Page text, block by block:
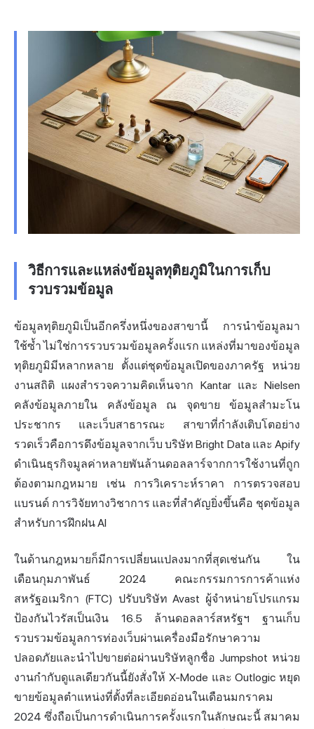
วิธีการและแหล่งข้อมูลทุติยภูมิในการเก็บ
รวบรวมข้อมูล
ข้อมูลทุติยภูมิเป็นอีกครึ่งหนึ่งของสาขานี้ การนำข้อมูลมา
ใช้ซ้ำ ไม่ใช่การรวบรวมข้อมูลครั้งแรก แหล่งที่มาของข้อมูล
ทุติยภูมิมีหลากหลาย ตั้งแต่ชุดข้อมูลเปิดของภาครัฐ หน่วย
งานสถิติ แผงสำรวจความคิดเห็นจาก Kantar และ Nielsen
คลังข้อมูลภายใน คลังข้อมูล ณ จุดขาย ข้อมูลสำมะโน
ประชากร และเว็บสาธารณะ สาขาที่กำลังเติบโตอย่าง
รวดเร็วคือการดึงข้อมูลจากเว็บ บริษัท Bright Data และ Apify
ดำเนินธุรกิจมูลค่าหลายพันล้านดอลลาร์จากการใช้งานที่ถูก
ต้องตามกฎหมาย เช่น การวิเคราะห์ราคา การตรวจสอบ
แบรนด์ การวิจัยทางวิชาการ และที่สำคัญยิ่งขึ้นคือ ชุดข้อมูล
สำหรับการฝึกฝน AI
ในด้านกฎหมายก็มีการเปลี่ยนแปลงมากที่สุดเช่นกัน ใน
เดือนกุมภาพันธ์ 2024 คณะกรรมการการค้าแห่ง
สหรัฐอเมริกา (FTC) ปรับบริษัท Avast ผู้จำหน่ายโปรแกรม
ป้องกันไวรัสเป็นเงิน 16.5 ล้านดอลลาร์สหรัฐฯ ฐานเก็บ
รวบรวมข้อมูลการท่องเว็บผ่านเครื่องมือรักษาความ
ปลอดภัยและนำไปขายต่อผ่านบริษัทลูกชื่อ Jumpshot หน่วย
งานกำกับดูแลเดียวกันนี้ยังสั่งให้ X-Mode และ Outlogic หยุด
ขายข้อมูลตำแหน่งที่ตั้งที่ละเอียดอ่อนในเดือนมกราคม
2024 ซึ่งถือเป็นการดำเนินการครั้งแรกในลักษณะนี้ สมาคม